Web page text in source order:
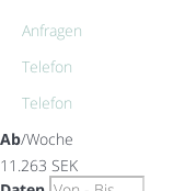
Anfragen
Telefon
Telefon
Ab/Woche
11.263 SEK